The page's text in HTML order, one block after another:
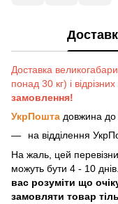
Доставка
понад 30 кг) і відрізних
замовлення!
УкрПошта довжина до
на відділення
На жаль, цей
можуть бути 4 - 10 днів.
вас розуміти що
замовляти товар